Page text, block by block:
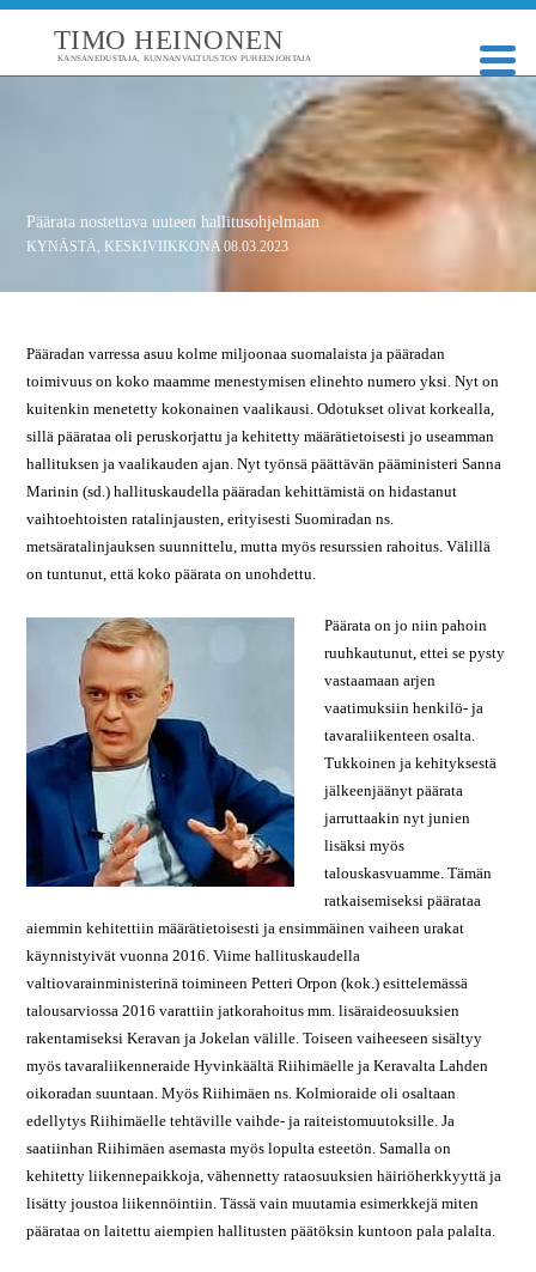
TIMO HEINONEN
KANSANEDUSTAJA, KUNNANVALTUUSTON PUHEENJOHTAJA
Päärata nostettava uuteen hallitusohjelmaan
KYNÄSTÄ, KESKIVIIKKONA 08.03.2023
Pääradan varressa asuu kolme miljoonaa suomalaista ja pääradan
toimivuus on koko maamme menestymisen elinehto numero yksi. Nyt on
kuitenkin menetetty kokonainen vaalikausi. Odotukset olivat korkealla,
sillä päärataa oli peruskorjattu ja kehitetty määrätietoisesti jo useamman
hallituksen ja vaalikauden ajan. Nyt työnsä päättävän pääministeri Sanna
Marinin (sd.) hallituskaudella pääradan kehittämistä on hidastanut
vaihtoehtoisten ratalinjausten, erityisesti Suomiradan ns.
metsäratalinjauksen suunnittelu, mutta myös resurssien rahoitus. Välillä
on tuntunut, että koko päärata on unohdettu.
Päärata on jo niin pahoin
ruuhkautunut, ettei se pysty
vastaamaan arjen
vaatimuksiin henkilö- ja
tavaraliikenteen osalta.
Tukkoinen ja kehityksestä
jälkeenjäänyt päärata
jarruttaakin nyt junien
lisäksi myös
talouskasvuamme. Tämän
ratkaisemiseksi päärataa
aiemmin kehitettiin määrätietoisesti ja ensimmäinen vaiheen urakat
käynnistyivät vuonna 2016. Viime hallituskaudella
valtiovarainministerinä toimineen Petteri Orpon (kok.) esittelemässä
talousarviossa 2016 varattiin jatkorahoitus mm. lisäraideosuuksien
rakentamiseksi Keravan ja Jokelan välille. Toiseen vaiheeseen sisältyy
myös tavaraliikenneraide Hyvinkäältä Riihimäelle ja Keravalta Lahden
oikoradan suuntaan. Myös Riihimäen ns. Kolmioraide oli osaltaan
edellytys Riihimäelle tehtäville vaihde- ja raiteistomuutoksille. Ja
saatiinhan Riihimäen asemasta myös lopulta esteetön. Samalla on
kehitetty liikennepaikkoja, vähennetty rataosuuksien häiriöherkkyyttä ja
lisätty joustoa liikennöintiin. Tässä vain muutamia esimerkkejä miten
päärataa on laitettu aiempien hallitusten päätöksin kuntoon pala palalta.